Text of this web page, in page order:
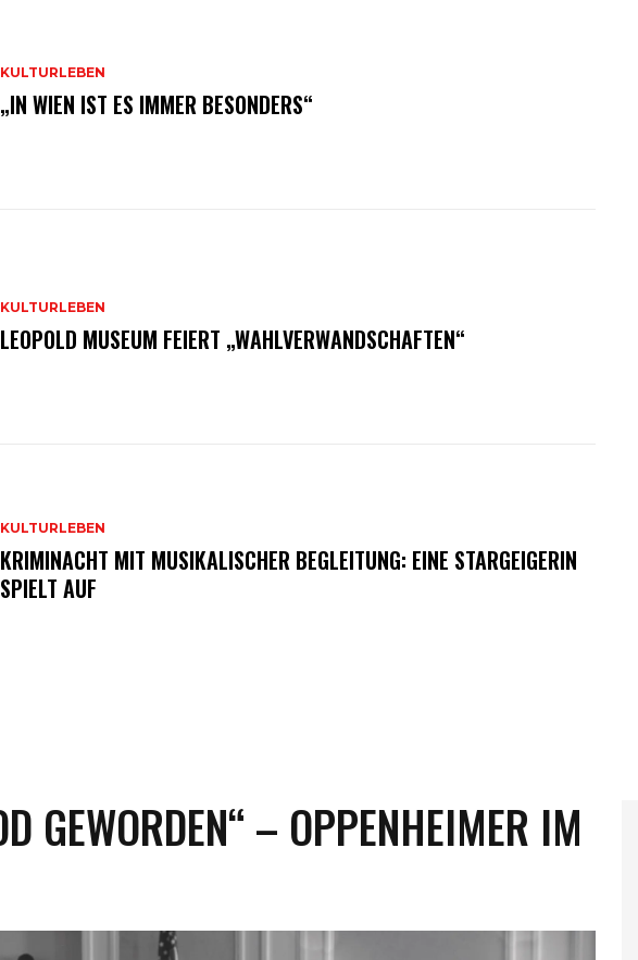
KULTURLEBEN
„IN WIEN IST ES IMMER BESONDERS“
KULTURLEBEN
LEOPOLD MUSEUM FEIERT „WAHLVERWANDSCHAFTEN“
KULTURLEBEN
KRIMINACHT MIT MUSIKALISCHER BEGLEITUNG: EINE STARGEIGERIN
SPIELT AUF